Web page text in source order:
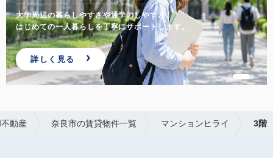
大学周辺の暮らしやすさや通学のしやすさ。
はじめての一人暮らしを丁寧にサポートします。
詳しく見る
動産 奈良市の賃貸物件一覧 マンションヒライ 3階